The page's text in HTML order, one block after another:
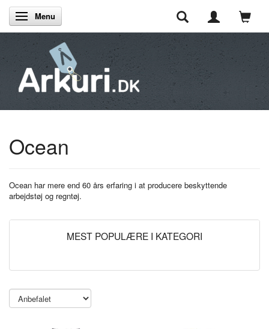
Skifte navigation
Menu
Ocean
Ocean har mere end 60 års erfaring i at producere beskyttende
arbejdstøj og regntøj.
MEST POPULÆRE I KATEGORI